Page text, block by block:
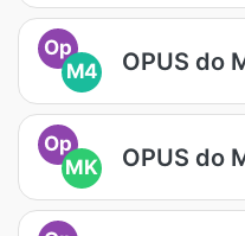
Op
M4
OPUS do
Op
MK
OPUS do